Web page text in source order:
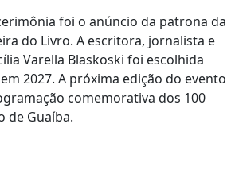
foi o anúncio da patrona da
do Livro. A escritora, jornalista e
Varella Blaskoski foi escolhida
2027. A próxima edição do evento
comemorativa dos 100
de Guaíba.